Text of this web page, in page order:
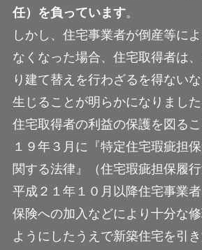
任）を負っています。
しかし、住宅事業者が倒産等に
なくなった場合、住宅取得者は
り建て替えを行わざるを得ない
生じることが明らかになりました
住宅取得者の利益の保護を図る
１９年３月に『特定住宅瑕疵担
関する法律』（住宅瑕疵担保履行
平成２１年１０月以降住宅事業
保険への加入などにより十分な
ようにしたうえで新築住宅を引